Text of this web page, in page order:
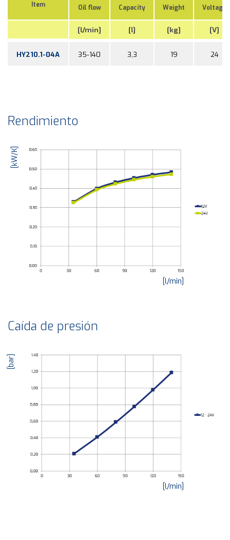
Item Oil flow Capacity Weight Voltage
[l/min] [l] [kg] [V]
HY210.1-04A 35-140 3,3 19 24
Rendimiento
[kW/K]
[l/min]
Caída de presión
[bar]
[l/min]